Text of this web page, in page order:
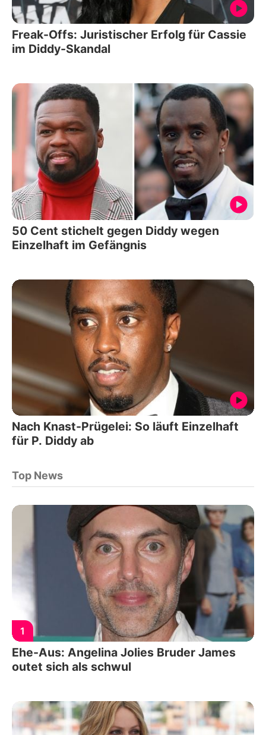
Freak-Offs: Juristischer Erfolg für Cassie
im Diddy-Skandal
50 Cent stichelt gegen Diddy wegen
Einzelhaft im Gefängnis
Nach Knast-Prügelei: So läuft Einzelhaft
für P. Diddy ab
Top News
1
Ehe-Aus: Angelina Jolies Bruder James
outet sich als schwul